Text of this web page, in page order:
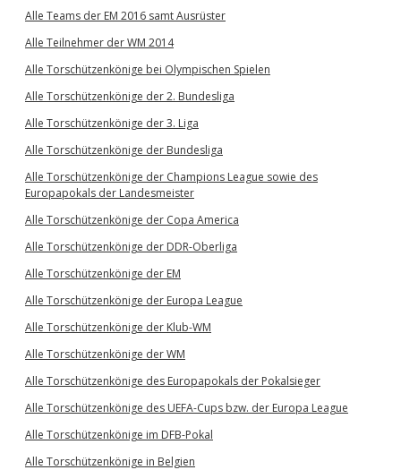
Alle Teams der EM 2016 samt Ausrüster
Alle Teilnehmer der WM 2014
Alle Torschützenkönige bei Olympischen Spielen
Alle Torschützenkönige der 2. Bundesliga
Alle Torschützenkönige der 3. Liga
Alle Torschützenkönige der Bundesliga
Alle Torschützenkönige der Champions League sowie des
Europapokals der Landesmeister
Alle Torschützenkönige der Copa America
Alle Torschützenkönige der DDR-Oberliga
Alle Torschützenkönige der EM
Alle Torschützenkönige der Europa League
Alle Torschützenkönige der Klub-WM
Alle Torschützenkönige der WM
Alle Torschützenkönige des Europapokals der Pokalsieger
Alle Torschützenkönige des UEFA-Cups bzw. der Europa League
Alle Torschützenkönige im DFB-Pokal
Alle Torschützenkönige in Belgien